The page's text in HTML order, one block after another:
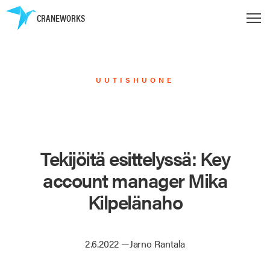
CRANEWORKS
UUTISHUONE
Tekijöitä esittelyssä: Key
account manager Mika
Kilpelänaho
2.6.2022—Jarno Rantala